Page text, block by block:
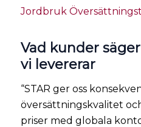
Jordbruk
Vad kunder
vi levererar
“STAR ger oss
översättningskvalitet
priser med globala